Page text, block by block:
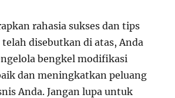
rahasia sukses dan tips
disebutkan di atas, Anda
bengkel modifikasi
dan meningkatkan peluang
Anda. Jangan lupa untuk